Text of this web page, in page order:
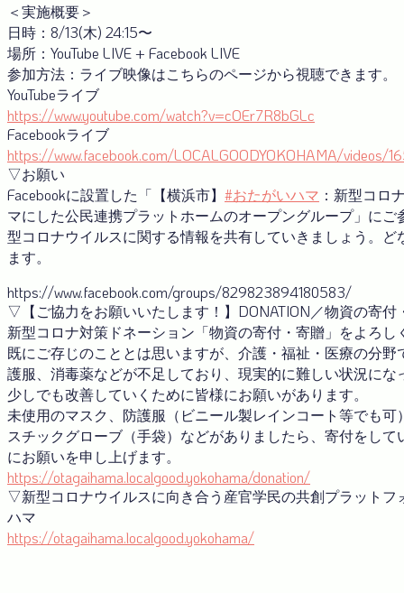
＜実施概要＞
日時：8/13(木) 24:15〜
場所：YouTube LIVE + Facebook LIVE
参加方法：ライブ映像はこちらのページから視聴できます。
YouTubeライブ
https://www.youtube.com/watch?v=cOEr7R8bGLc
Facebookライブ
https://www.facebook.com/LOCALGOODYOKOHAMA/videos/
▽お願い
Facebookに設置した「【横浜市】 #おたがいハマ ：新型コロ
マにした公民連携プラットホームのオープングループ」にご
型コロナウイルスに関する情報を共有していきましょう。ど
ます。
https://www.facebook.com/groups/829823894180583/
▽【ご協力をお願いいたします！】DONATION／物資の寄付
新型コロナ対策ドネーション「物資の寄付・寄贈」をよろし
既にご存じのこととは思いますが、介護・福祉・医療の分野
護服、消毒薬などが不足しており、現実的に難しい状況にな
少しでも改善していくために皆様にお願いがあります。
未使用のマスク、防護服（ビニール製レインコート等でも可
スチックグローブ（手袋）などがありましたら、寄付をして
にお願いを申し上げます。
https://otagaihama.localgood.yokohama/donation/
▽新型コロナウイルスに向き合う産官学⺠の共創プラットフ
ハマ
https://otagaihama.localgood.yokohama/